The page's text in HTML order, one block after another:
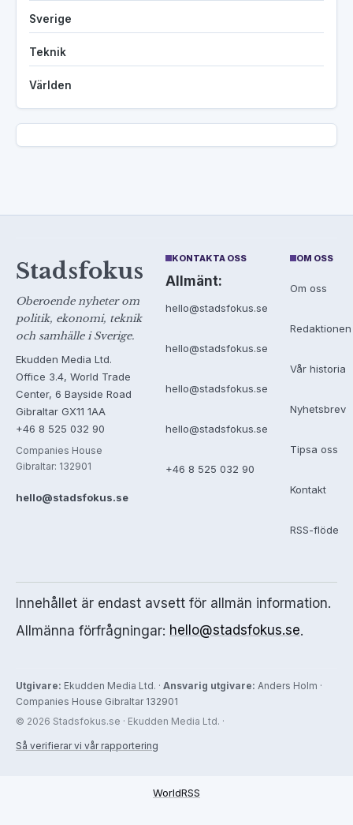
Sverige
Teknik
Världen
Stadsfokus
Oberoende nyheter om
politik, ekonomi, teknik
och samhälle i Sverige.
Ekudden Media Ltd.
Office 3.4, World Trade
Center, 6 Bayside Road
Gibraltar GX11 1AA
+46 8 525 032 90
Companies House
Gibraltar: 132901
hello@stadsfokus.se
KONTAKTA OSS
Allmänt:
hello@stadsfokus.se
hello@stadsfokus.se
hello@stadsfokus.se
hello@stadsfokus.se
+46 8 525 032 90
OM OSS
Om oss
Redaktionen
Vår historia
Nyhetsbrev
Tipsa oss
Kontakt
RSS-flöde
Innehållet är endast avsett för allmän information.
Allmänna förfrågningar: hello@stadsfokus.se.
Utgivare: Ekudden Media Ltd. · Ansvarig utgivare: Anders Holm ·
Companies House Gibraltar 132901
© 2026 Stadsfokus.se · Ekudden Media Ltd. ·
Så verifierar vi vår rapportering
WorldRSS